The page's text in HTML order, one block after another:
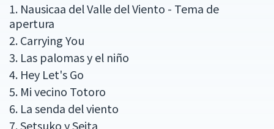
1. Nausicaa del Valle del Viento - Tema de
apertura
2. Carrying You
3. Las palomas y el niño
4. Hey Let's Go
5. Mi vecino Totoro
6. La senda del viento
7. Setsuko y Seita